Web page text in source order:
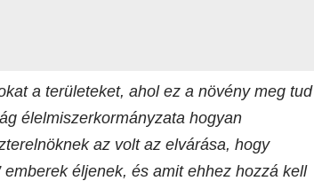
a területeket, ahol ez a növény meg tud
élelmiszerkormányzata hogyan
az volt az elvárása, hogy
éljenek, és amit ehhez hozzá kell